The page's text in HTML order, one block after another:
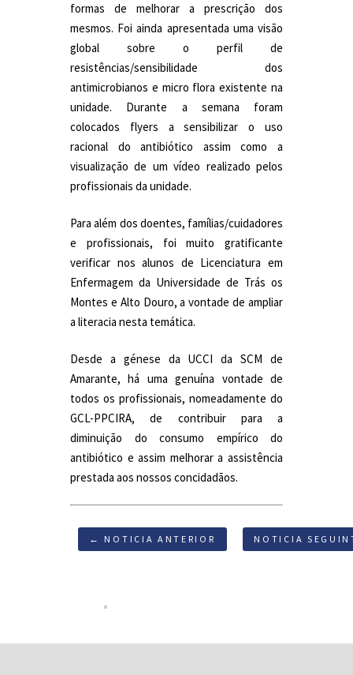
formas de melhorar a prescrição dos
mesmos. Foi ainda apresentada uma visão
global sobre o perfil de
resistências/sensibilidade dos
antimicrobianos e micro flora existente na
unidade. Durante a semana foram
colocados flyers a sensibilizar o uso
racional do antibiótico assim como a
visualização de um vídeo realizado pelos
profissionais da unidade.
Para além dos doentes, famílias/cuidadores
e profissionais, foi muito gratificante
verificar nos alunos de Licenciatura em
Enfermagem da Universidade de Trás os
Montes e Alto Douro, a vontade de ampliar
a literacia nesta temática.
Desde a génese da UCCI da SCM de
Amarante, há uma genuína vontade de
todos os profissionais, nomeadamente do
GCL-PPCIRA, de contribuir para a
diminuição do consumo empírico do
antibiótico e assim melhorar a assistência
prestada aos nossos concidadãos.
← NOTICIA ANTERIOR NOTICIA